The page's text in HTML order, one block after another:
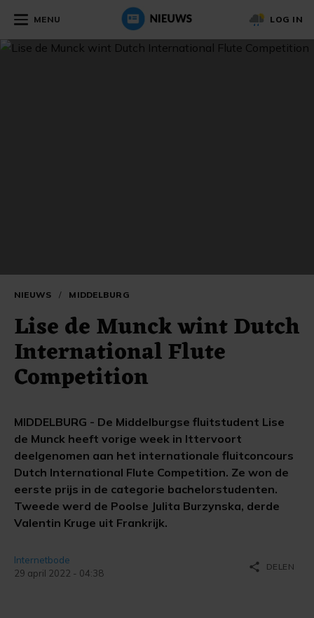
MENU LOG IN
NIEUWS / MIDDELBURG
Lise de Munck wint Dutch
International Flute
Competition
MIDDELBURG - De Middelburgse fluitstudent Lise
de Munck heeft vorige week in Ittervoort
deelgenomen aan het internationale fluitconcours
Dutch International Flute Competition. Ze won de
eerste prijs in de categorie bachelorstudenten.
Tweede werd de Poolse Julita Burzynska, derde
Valentin Kruge uit Frankrijk.
Internetbode
29 april 2022 - 04:38
share DELEN